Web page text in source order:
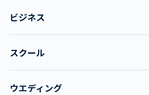
ビジネス
スクール
ウエディング